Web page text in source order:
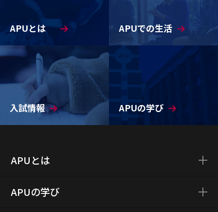
APUとは APUでの生活
入試情報 APUの学び
APUとは
APUの学び